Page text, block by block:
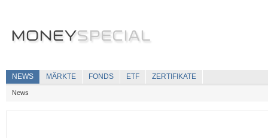
NEWS MÄRKTE FONDS ETF ZERTIFIKATE
News